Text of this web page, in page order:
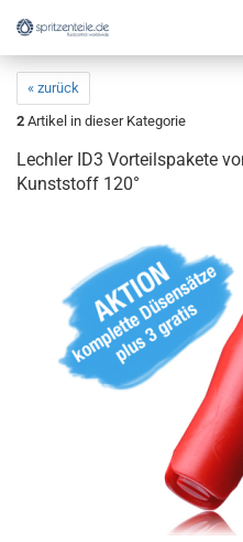
« zurück
2 Artikel in dieser Kategorie
Lechler ID3 Vorteilspakete
Kunststoff 120°